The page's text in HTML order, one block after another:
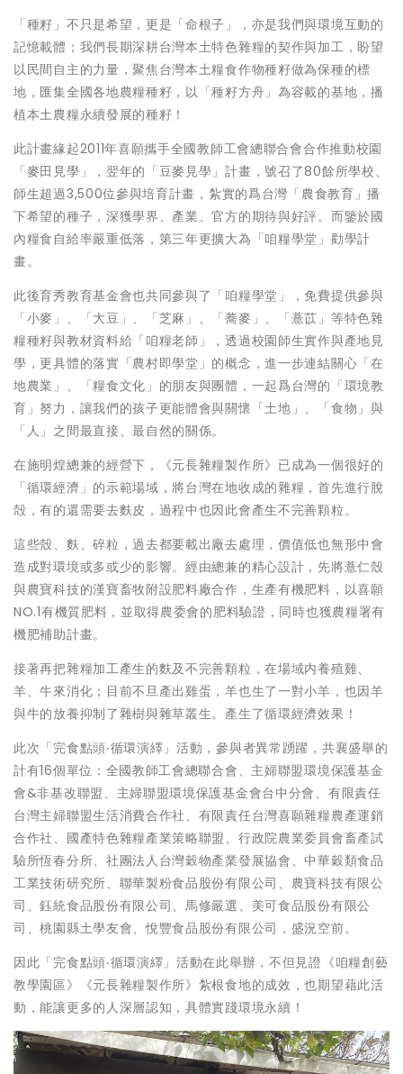
「種籽」不只是希望，更是「命根子」，亦是我們與環境互動的
記憶載體；我們長期深耕台灣本土特色雜糧的契作與加工，盼望
以民間自主的力量，聚焦台灣本土糧食作物種籽做為保種的標
地，匯集全國各地農糧種籽，以「種籽方舟」為容載的基地，播
植本土農糧永續發展的種籽！
此計畫緣起2011年喜願攜手全國教師工會總聯合會合作推動校園
「麥田見學」，翌年的「豆麥見學」計畫，號召了80餘所學校、
師生超過3,500位參與培育計畫，紮實的爲台灣「農食教育」播
下希望的種子，深獲學界、產業、官方的期待與好評。而鑒於國
內糧食自給率嚴重低落，第三年更擴大為「咱糧學堂」勸學計
畫。
此後育秀教育基金會也共同參與了「咱糧學堂」，免費提供參與
「小麥」、「大豆」、「芝麻」、「蕎麥」、「薏苡」等特色雜
糧種籽與教材資料給「咱糧老師」，透過校園師生實作與產地見
學，更具體的落實「農村即學堂」的概念，進一步連結關心「在
地農業」、「糧食文化」的朋友與團體，一起爲台灣的「環境教
育」努力，讓我們的孩子更能體會與關懷「土地」、「食物」與
「人」之間最直接、最自然的關係。
在施明煌總兼的經營下，《元長雜糧製作所》已成為一個很好的
「循環經濟」的示範場域，將台灣在地收成的雜糧，首先進行脫
殻，有的還需要去麩皮，過程中也因此會產生不完善顆粒。
這些殼、麩、碎粒，過去都要載出廠去處理，價值低也無形中會
造成對環境或多或少的影響。經由總兼的精心設計，先將薏仁殼
與農寶科技的漢寶畜牧附設肥料廠合作，生產有機肥料，以喜願
NO.1有機質肥料，並取得農委會的肥料驗證，同時也獲農糧署有
機肥補助計畫。
接著再把雜糧加工產生的麩及不完善顆粒，在場域内養殖雞、
羊、牛來消化；目前不旦產出雞蛋，羊也生了一對小羊，也因羊
與牛的放養抑制了雜樹與雜草叢生。產生了循環經濟效果！
此次「完食點頭‧循環演繹」活動，參與者異常踴躍，共襄盛舉的
計有16個單位：全國教師工會總聯合會、主婦聯盟環境保護基金
會&非基改聯盟、主婦聯盟環境保護基金會台中分會、有限責任
台灣主婦聯盟生活消費合作社、有限責任台灣喜願雜糧農產運銷
合作社、國產特色雜糧產業策略聯盟、行政院農業委員會畜產試
驗所恆春分所、社團法人台灣穀物產業發展協會、中華穀類食品
工業技術研究所、聯華製粉食品股份有限公司、農寶科技有限公
司、鈺統食品股份有限公司、馬修嚴選、美可食品股份有限公
司、桃園縣土學友會、悅豐食品股份有限公司，盛況空前。
因此「完食點頭‧循環演繹」活動在此舉辦，不但見證《咱糧創藝
教學園區》《元長雜糧製作所》紮根食地的成效，也期望藉此活
動，能讓更多的人深層認知，具體實踐環境永續！